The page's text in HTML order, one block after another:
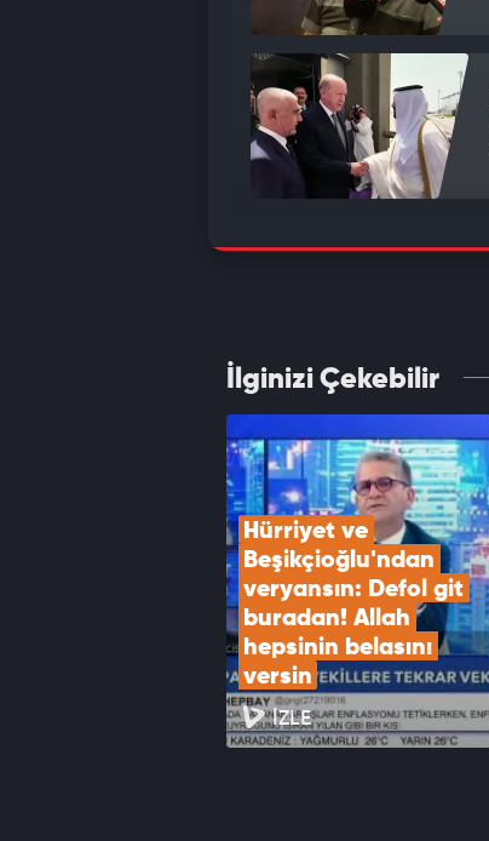
İlginizi Çekebilir
Hürriyet ve
Beşikçioğlu'ndan
veryansın: Defol git
buradan! Allah
hepsinin belasını
versin
İZLE